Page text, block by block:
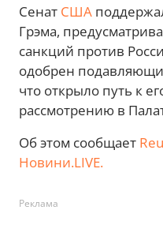
Сенат США
Грэма,
санкций против
одобрен
что открыло путь к
рассмотрению в
Об этом сообщает
Новини.LIVE.
Реклама